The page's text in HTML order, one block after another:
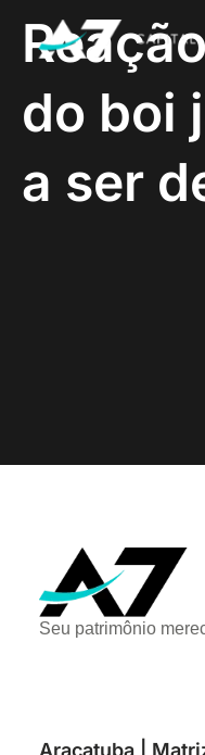
do boi
a ser
Seu patrimônio
Araçatuba |